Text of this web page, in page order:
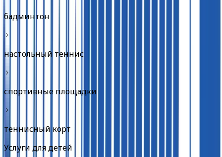
бадминтон
настольный теннис
спортивные площадки
теннисный корт
Услуги для детей